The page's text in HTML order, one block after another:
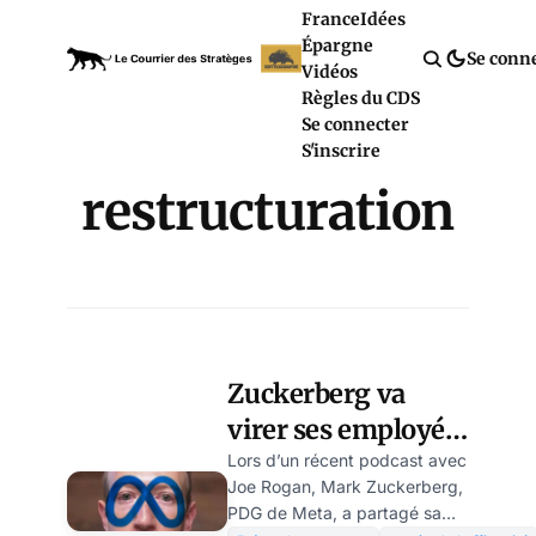
FranceIdées
Épargne
Vidéos
Règles du CDS
Se connecter
S'inscrire
Se
restructuration
Zuckerberg va
virer ses employés
« les moins
performants »
Lors d’un récent podcast avec
Joe Rogan, Mark Zuckerberg,
PDG de Meta, a partagé sa